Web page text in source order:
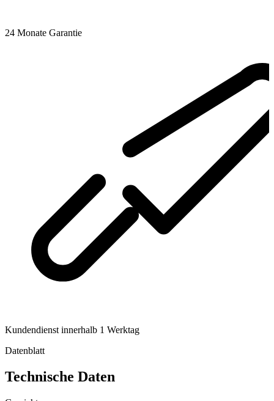
24 Monate Garantie
Kundendienst innerhalb 1 Werktag
Datenblatt
Technische Daten